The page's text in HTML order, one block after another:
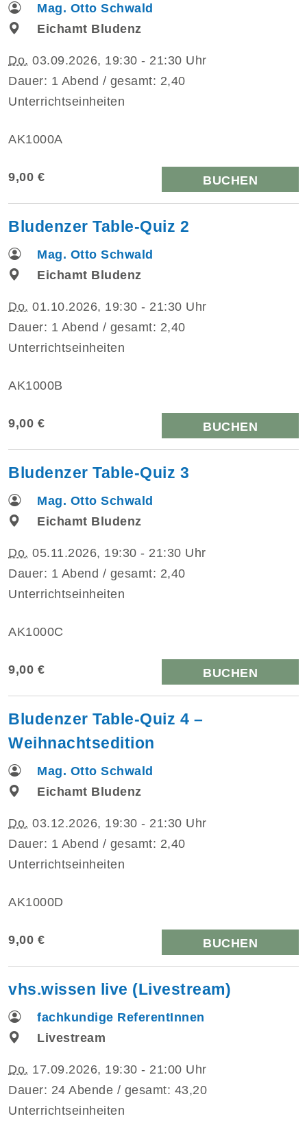
Mag. Otto Schwald
Eichamt Bludenz
Do. 03.09.2026, 19:30 - 21:30 Uhr
Dauer: 1 Abend / gesamt: 2,40
Unterrichtseinheiten
AK1000A
9,00 € BUCHEN
Bludenzer Table-Quiz 2
Mag. Otto Schwald
Eichamt Bludenz
Do. 01.10.2026, 19:30 - 21:30 Uhr
Dauer: 1 Abend / gesamt: 2,40
Unterrichtseinheiten
AK1000B
9,00 € BUCHEN
Bludenzer Table-Quiz 3
Mag. Otto Schwald
Eichamt Bludenz
Do. 05.11.2026, 19:30 - 21:30 Uhr
Dauer: 1 Abend / gesamt: 2,40
Unterrichtseinheiten
AK1000C
9,00 € BUCHEN
Bludenzer Table-Quiz 4 –
Weihnachtsedition
Mag. Otto Schwald
Eichamt Bludenz
Do. 03.12.2026, 19:30 - 21:30 Uhr
Dauer: 1 Abend / gesamt: 2,40
Unterrichtseinheiten
AK1000D
9,00 € BUCHEN
vhs.wissen live (Livestream)
fachkundige ReferentInnen
Livestream
Do. 17.09.2026, 19:30 - 21:00 Uhr
Dauer: 24 Abende / gesamt: 43,20
Unterrichtseinheiten